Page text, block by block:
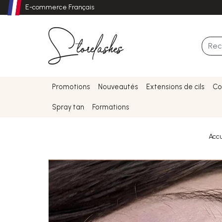
E-commerce Français
Promotions Nouveautés Extensions de cils
Spray tan Formations